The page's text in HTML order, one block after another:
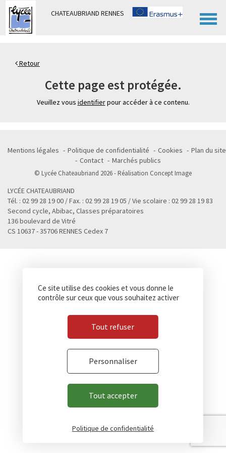
CHATEAUBRIAND RENNES
Retour
Cette page est protégée.
Veuillez vous identifierpour accéder à ce contenu.
Mentions légales Politique de confidentialité Cookies
Plan du site
Contact
Marchés publics
© Lycée Chateaubriand 2026 - Réalisation Concept Image
LYCÉE CHATEAUBRIAND
Tél. : 02 99 28 19 00 / Fax. : 02 99 28 19 05 / Vie scolaire : 02 99 28 19 83
Second cycle, Abibac, Classes préparatoires
136 boulevard de Vitré
CS 10637 - 35706 RENNES Cedex 7
Panneau de gestion des cookies
Ce site utilise des cookies et vous donne le
contrôle sur ceux que vous souhaitez activer
Tout accepter
Tout refuser
Personnaliser
Politique de confidentialité